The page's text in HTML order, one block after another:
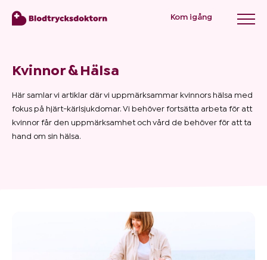
Blodtryck
Övervikt
Kom igång
Kvinnor & Hälsa
Här samlar vi artiklar där vi uppmärksammar kvinnors hälsa med
fokus på hjärt-kärlsjukdomar. Vi behöver fortsätta arbeta för att
kvinnor får den uppmärksamhet och vård de behöver för att ta
hand om sin hälsa.